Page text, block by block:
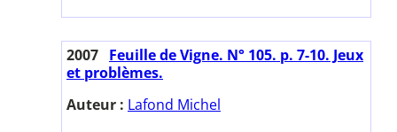
2007 Feuille de Vigne. N° 105. p. 7-10. Jeux
et problèmes.
Auteur : Lafond Michel